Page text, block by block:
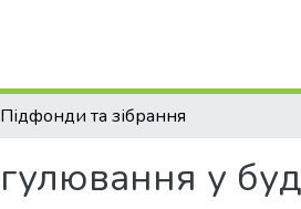
Підфонди та зібрання
у